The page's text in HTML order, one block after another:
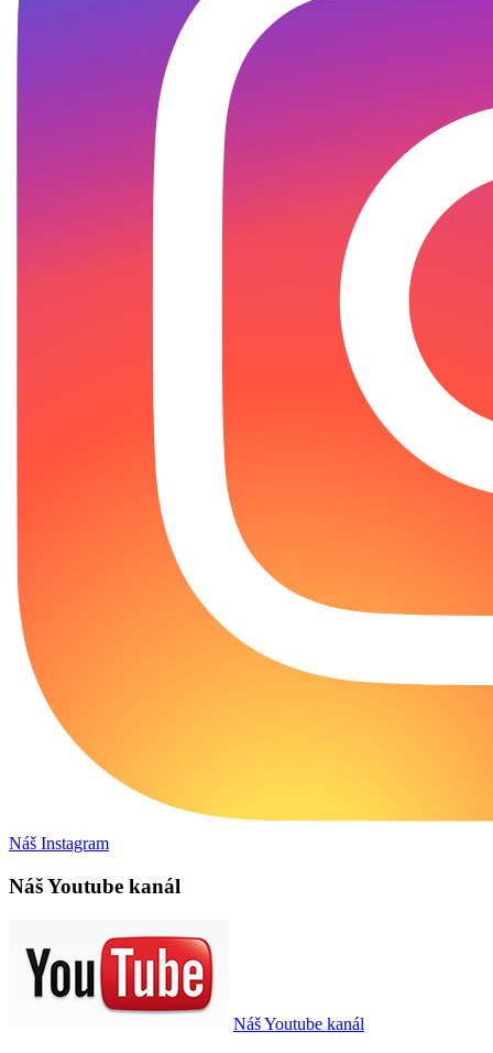
Náš Instagram
Náš Youtube kanál
Náš Youtube kanál